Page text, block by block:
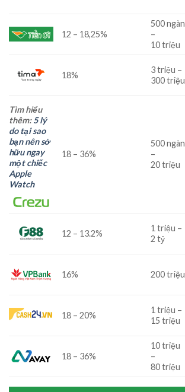
12 – 18,25%
500ngàn
–
10triệu
18%
3triệu –
300triệu
Tìm hiểu
thêm:5 lý
do tại sao
bạn nên sở
hữu ngay
một chiếc
Apple
Watch
18 – 36%
500ngàn
–
20triệu
12 – 13.2%
1 triệu –
2 tỷ
16% 200triệu
18 –20%
1 triệu –
15 triệu
18 – 36%
10triệu
–
80triệu